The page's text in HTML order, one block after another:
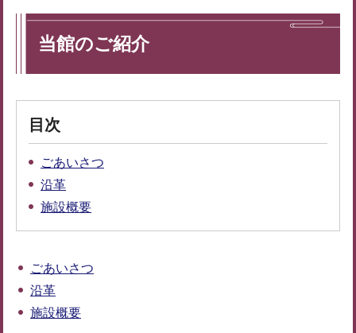
当館のご紹介
目次
ごあいさつ
沿革
施設概要
ごあいさつ
沿革
施設概要